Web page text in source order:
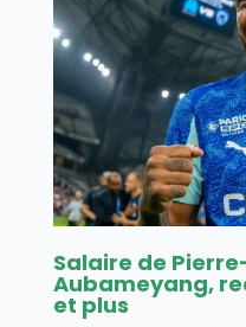
Salaire de
Aubameyang,
et plus